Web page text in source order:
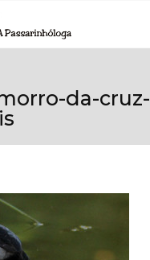
da-cruz-